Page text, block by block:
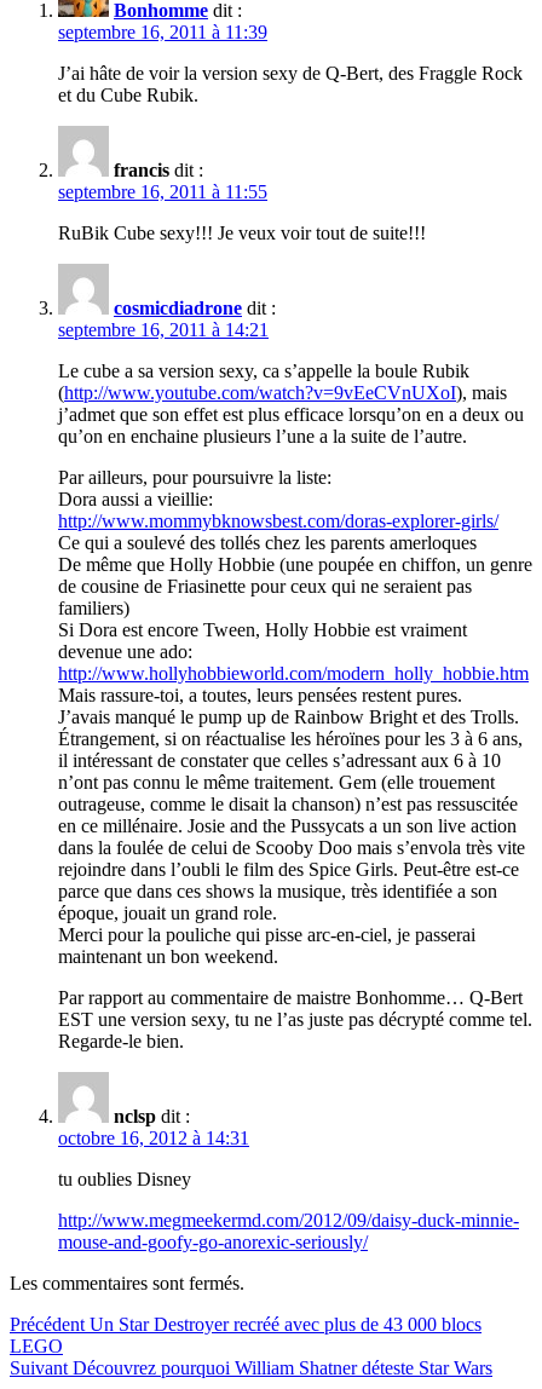
Bonhomme dit :
septembre 16, 2011 à 11:39
J’ai hâte de voir la version sexy de Q-Bert, des Fraggle Rock
et du Cube Rubik.
francis dit :
septembre 16, 2011 à 11:55
RuBik Cube sexy!!! Je veux voir tout de suite!!!
cosmicdiadrone dit :
septembre 16, 2011 à 14:21
Le cube a sa version sexy, ca s’appelle la boule Rubik
(http://www.youtube.com/watch?v=9vEeCVnUXoI), mais
j’admet que son effet est plus efficace lorsqu’on en a deux ou
qu’on en enchaine plusieurs l’une a la suite de l’autre.
Par ailleurs, pour poursuivre la liste:
Dora aussi a vieillie:
http://www.mommybknowsbest.com/doras-explorer-girls/
Ce qui a soulevé des tollés chez les parents amerloques
De même que Holly Hobbie (une poupée en chiffon, un genre
de cousine de Friasinette pour ceux qui ne seraient pas
familiers)
Si Dora est encore Tween, Holly Hobbie est vraiment
devenue une ado:
http://www.hollyhobbieworld.com/modern_holly_hobbie.htm
Mais rassure-toi, a toutes, leurs pensées restent pures.
J’avais manqué le pump up de Rainbow Bright et des Trolls.
Étrangement, si on réactualise les héroïnes pour les 3 à 6 ans,
il intéressant de constater que celles s’adressant aux 6 à 10
n’ont pas connu le même traitement. Gem (elle trouement
outrageuse, comme le disait la chanson) n’est pas ressuscitée
en ce millénaire. Josie and the Pussycats a un son live action
dans la foulée de celui de Scooby Doo mais s’envola très vite
rejoindre dans l’oubli le film des Spice Girls. Peut-être est-ce
parce que dans ces shows la musique, très identifiée a son
époque, jouait un grand role.
Merci pour la pouliche qui pisse arc-en-ciel, je passerai
maintenant un bon weekend.
Par rapport au commentaire de maistre Bonhomme… Q-Bert
EST une version sexy, tu ne l’as juste pas décrypté comme tel.
Regarde-le bien.
nclsp dit :
octobre 16, 2012 à 14:31
tu oublies Disney
http://www.megmeekermd.com/2012/09/daisy-duck-minnie-
mouse-and-goofy-go-anorexic-seriously/
Les commentaires sont fermés.
Navigation
de
Précédent Article
Un Star Destroyer recréé avec plus de 43 000 blocs
LEGO
Suivant Article
Découvrez pourquoi William Shatner déteste Star Wars